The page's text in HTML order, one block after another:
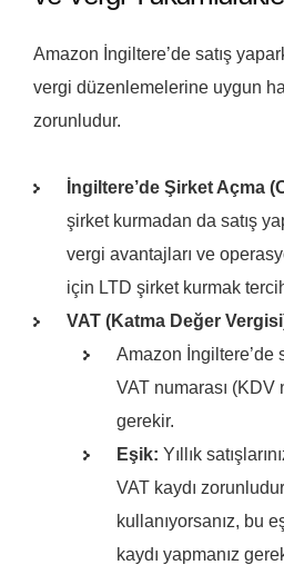
Amazon İngiltere’de satış
vergi düzenlemelerine uygun
zorunludur.
İngiltere’de Şirket Açma
şirket kurmadan da satış
vergi avantajları ve
için LTD şirket kurmak
VAT (Katma Değer
Amazon İngiltere’de
VAT numarası (KDV
gerekir.
Eşik: Yıllık
VAT kaydı
kullanıyorsanız, bu
kaydı yapmanız